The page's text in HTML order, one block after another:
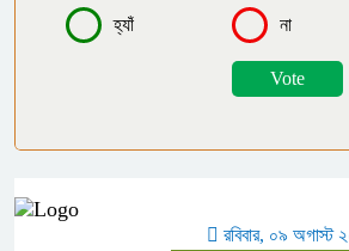
লালমোহনে
দাবিতে বিক্ষোভ
হ্যাঁ না
রবিবার, ০৯ অগাস্ট